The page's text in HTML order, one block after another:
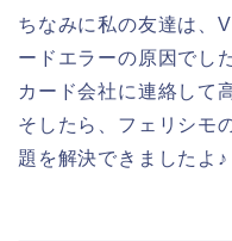
ちなみに私の友達は、
ードエラーの原因でし
カード会社に連絡して
そしたら、フェリシモ
題を解決できましたよ♪